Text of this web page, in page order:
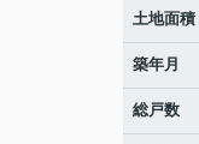
土地面積
築年月
総戸数